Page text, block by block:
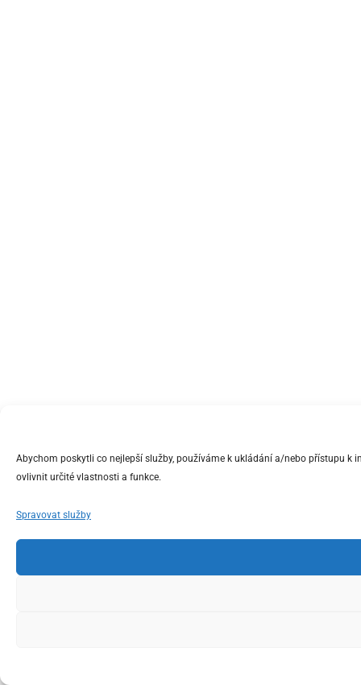
Abychom poskytli co nejlepší služby, používáme k ukládání a/nebo přístupu
ovlivnit určité vlastnosti a funkce.
Spravovat služby